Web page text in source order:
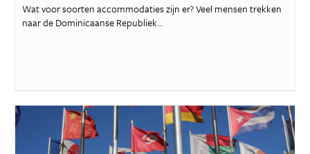
Wat voor soorten accommodaties zijn er? Veel mensen trekken
naar de Dominicaanse Republiek...